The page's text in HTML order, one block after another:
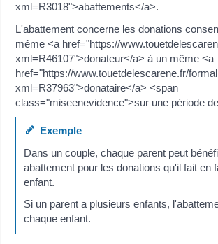
xml=R3018">abattements</a>.
L'abattement concerne les donations
même <a href="https://
xml=R46107">donateur</a> à un même <a
href="https://www.touetdelescarene.fr/
xml=R37963">donataire</a> <span
class="miseenevidence">sur une période
Exemple
Dans un couple, chaque parent peut
abattement pour les donations qu'il fait en
enfant.
Si un parent a plusieurs enfants,
chaque enfant.